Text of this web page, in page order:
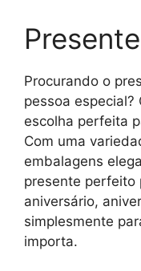
Procurando o
pessoa especial?
escolha perfeita
Com uma
embalagens
presente perfeito
aniversário,
simplesmente
importa.